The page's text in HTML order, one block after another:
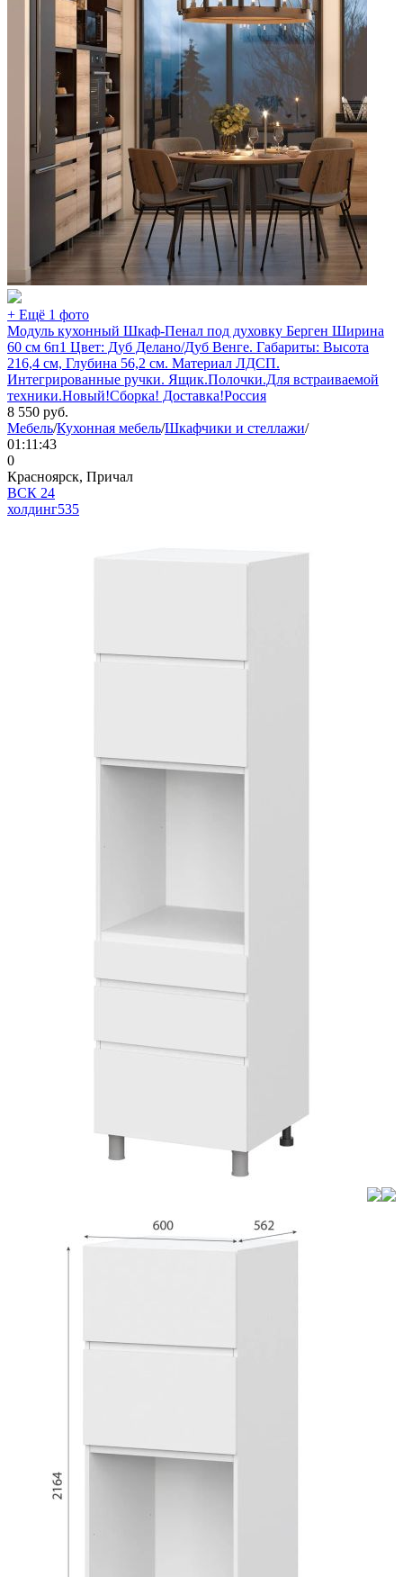
+ Ещё 1 фото
Модуль кухонный Шкаф-Пенал под духовку Берген Ширина
60 см 6п1 Цвет: Дуб Делано/Дуб Венге. Габариты: Высота
216,4 см, Глубина 56,2 см. Материал ЛДСП.
Интегрированные ручки. Ящик.Полочки.Для встраиваемой
техники.Новый!Сборка! Доставка!Россия
8 550 руб.
Мебель/Кухонная мебель/Шкафчики и стеллажи/
01:11:43
0
Красноярск, Причал
ВСК 24
холдинг535